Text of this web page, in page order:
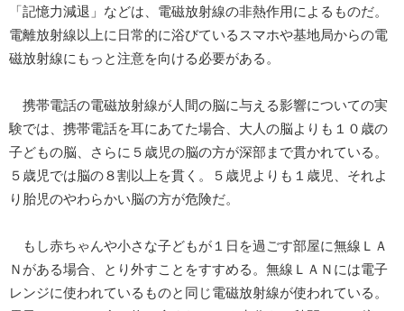
「記憶力減退」などは、電磁放射線の非熱作用によるものだ。
電離放射線以上に日常的に浴びているスマホや基地局からの電
磁放射線にもっと注意を向ける必要がある。
携帯電話の電磁放射線が人間の脳に与える影響についての実
験では、携帯電話を耳にあてた場合、大人の脳よりも１０歳の
子どもの脳、さらに５歳児の脳の方が深部まで貫かれている。
５歳児では脳の８割以上を貫く。５歳児よりも１歳児、それよ
り胎児のやわらかい脳の方が危険だ。
もし赤ちゃんや小さな子どもが１日を過ごす部屋に無線ＬＡ
Ｎがある場合、とり外すことをすすめる。無線ＬＡＮには電子
レンジに使われているものと同じ電磁放射線が使われている。